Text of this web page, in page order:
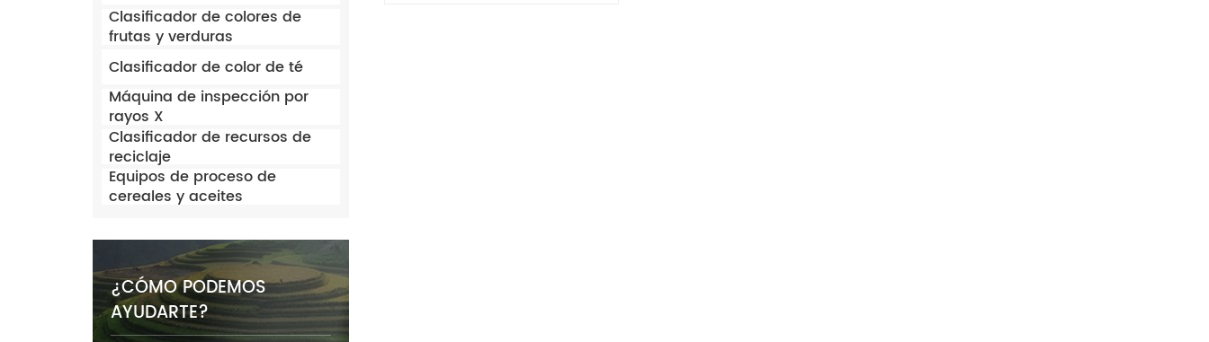
Clasificador de colores de
frutas y verduras
Clasificador de color de té
Máquina de inspección por
rayos X
Clasificador de recursos de
reciclaje
Equipos de proceso de
cereales y aceites
¿CÓMO PODEMOS
AYUDARTE?